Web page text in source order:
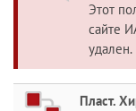
Этот
сайте
Пласт.